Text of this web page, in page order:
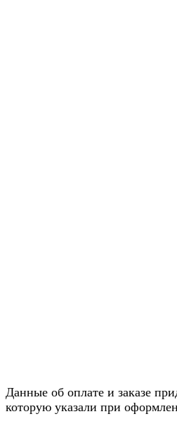
Данные об оплате и заказе
которую указали при